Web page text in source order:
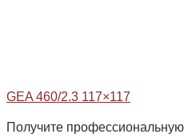
GEA 460/2.3 117×117
Получите профессиональную